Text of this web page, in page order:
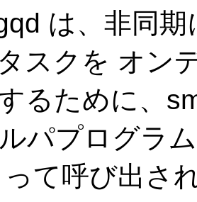
は、非同
スクを オン
るために、
パプログラ
て呼び出さ